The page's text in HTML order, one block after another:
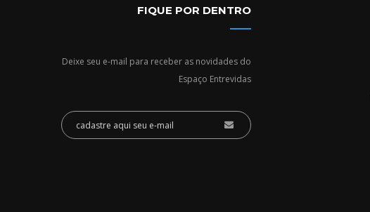
FIQUE POR DENTRO
Deixe seu e-mail para receber as novidades do
Espaço Entrevidas